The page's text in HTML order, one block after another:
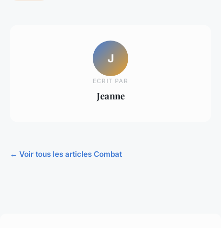
J
ECRIT PAR
Jeanne
← Voir tous les articles Combat